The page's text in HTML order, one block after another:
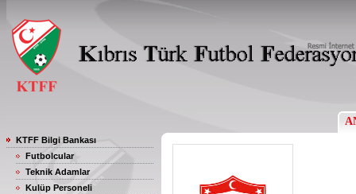
KTFF Bilgi Bankası
Futbolcular
Teknik Adamlar
Kulüp Personeli